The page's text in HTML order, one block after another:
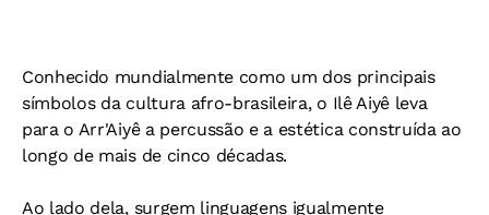
Conhecido mundialmente como um dos principais
símbolos da cultura afro-brasileira, o Ilê Aiyê leva
para o Arr'Aiyê a percussão e a estética construída ao
longo de mais de cinco décadas.
Ao lado dela, surgem linguagens igualmente